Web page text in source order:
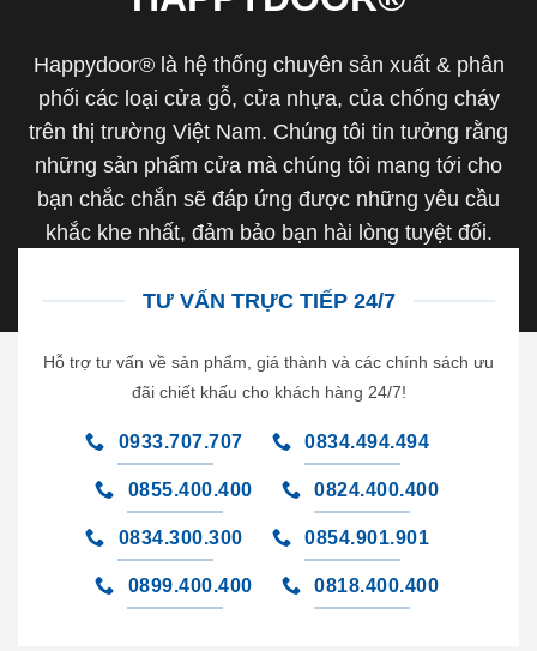
Happydoor® là hệ thống chuyên sản xuất & phân
phối các loại cửa gỗ, cửa nhựa, của chống cháy
trên thị trường Việt Nam. Chúng tôi tin tưởng rằng
những sản phẩm cửa mà chúng tôi mang tới cho
bạn chắc chắn sẽ đáp ứng được những yêu cầu
khắc khe nhất, đảm bảo bạn hài lòng tuyệt đối.
TƯ VẤN TRỰC TIẾP 24/7
Hỗ trợ tư vấn về sản phẩm, giá thành và các chính sách ưu
đãi chiết khấu cho khách hàng 24/7!
0933.707.707 0834.494.494
0855.400.400 0824.400.400
0834.300.300 0854.901.901
0899.400.400 0818.400.400